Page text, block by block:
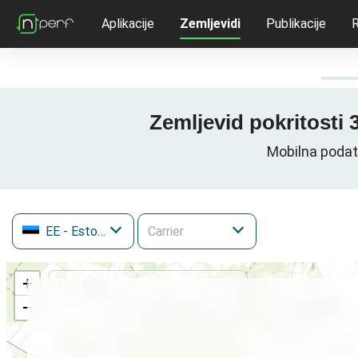
Aplikacije Zemljevidi Publikacije
Zemljevid pokritosti
Mobilna
EE - Estonija
+
−